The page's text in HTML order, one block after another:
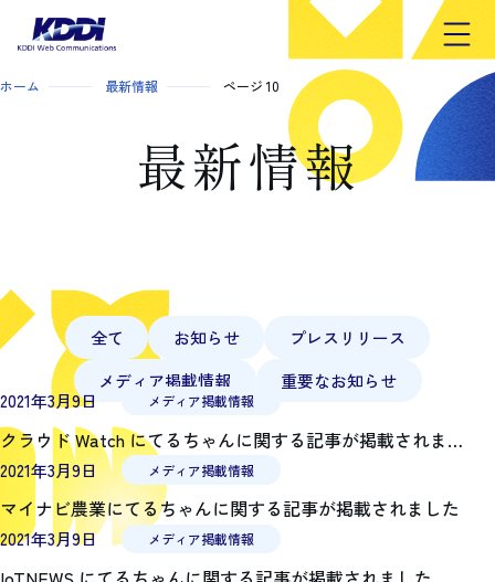
開く
ホーム 最新情報 ページ 10
最新情報
全て お知らせ
プレスリリース
メディア掲載情報
重要なお知らせ
最新情報記事一覧
2021年3月9日 メディア掲載情報
クラウド Watch にてるちゃんに関する記事が掲載されました
2021年3月9日 メディア掲載情報
マイナビ農業にてるちゃんに関する記事が掲載されました
2021年3月9日 メディア掲載情報